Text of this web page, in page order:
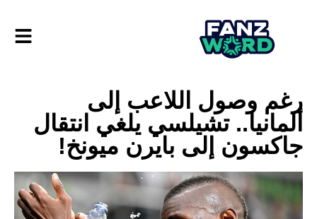
رغم وصول اللاعب إلى
ألمانيا.. تشيلسي يلغي انتقال
جاكسون إلى بايرن ميونخ!